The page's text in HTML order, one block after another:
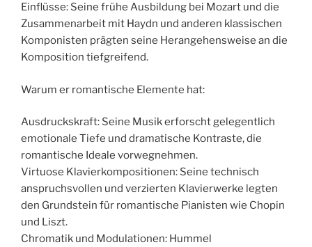
Einflüsse: Seine frühe Ausbildung bei Mozart und die
Zusammenarbeit mit Haydn und anderen klassischen
Komponisten prägten seine Herangehensweise an die
Komposition tiefgreifend.
Warum er romantische Elemente hat:
Ausdruckskraft: Seine Musik erforscht gelegentlich
emotionale Tiefe und dramatische Kontraste, die
romantische Ideale vorwegnehmen.
Virtuose Klavierkompositionen: Seine technisch
anspruchsvollen und verzierten Klavierwerke legten
den Grundstein für romantische Pianisten wie Chopin
und Liszt.
Chromatik und Modulationen: Hummel